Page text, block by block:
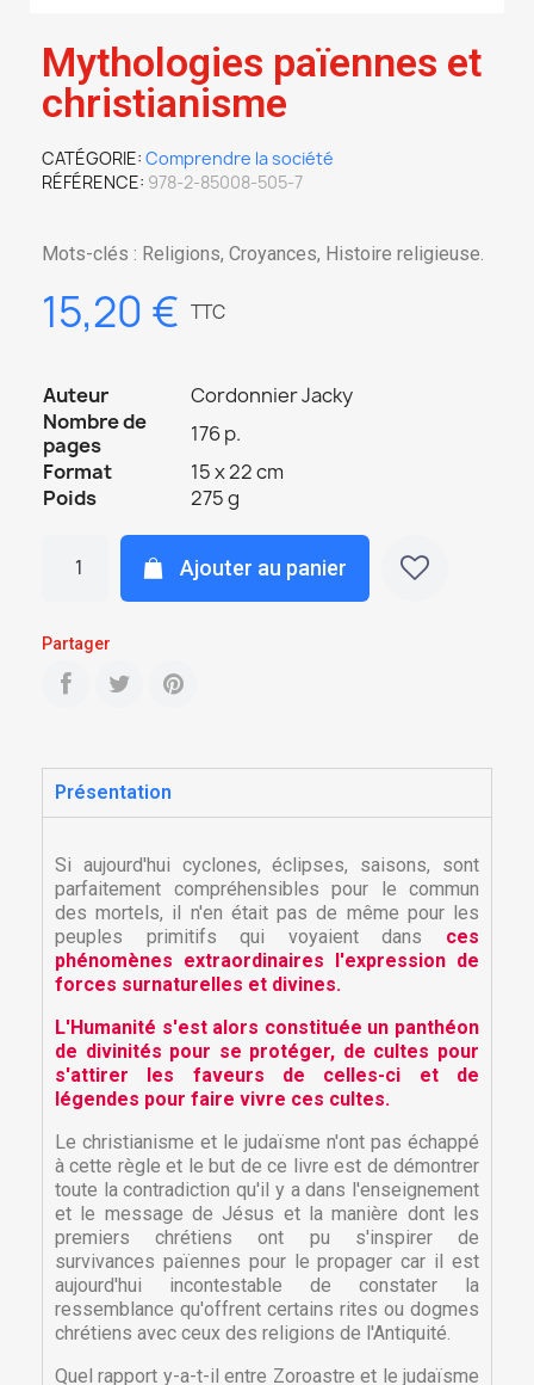
Mythologies païennes et
christianisme
CATÉGORIE Comprendre la société
RÉFÉRENCE 978-2-85008-505-7
Mots-clés : Religions, Croyances, Histoire religieuse.
15,20 € TTC
Auteur
Cordonnier Jacky
Nombre de
pages
176 p.
Format
15 x 22 cm
Poids
275 g
Ajouter au panier
Partager
Présentation
Si aujourd'hui cyclones, éclipses, saisons, sont
parfaitement compréhensibles pour le commun
des mortels, il n'en était pas de même pour les
peuples primitifs qui voyaient dans ces
phénomènes extraordinaires l'expression de
forces surnaturelles et divines.
L'Humanité s'est alors constituée un panthéon
de divinités pour se protéger, de cultes pour
s'attirer les faveurs de celles-ci et de
légendes pour faire vivre ces cultes.
Le christianisme et le judaïsme n'ont pas échappé
à cette règle et le but de ce livre est de démontrer
toute la contradiction qu'il y a dans l'enseignement
et le message de Jésus et la manière dont les
premiers chrétiens ont pu s'inspirer de
survivances païennes pour le propager car il est
aujourd'hui incontestable de constater la
ressemblance qu'offrent certains rites ou dogmes
chrétiens avec ceux des religions de l'Antiquité.
Quel rapport y-a-t-il entre Zoroastre et le judaïsme